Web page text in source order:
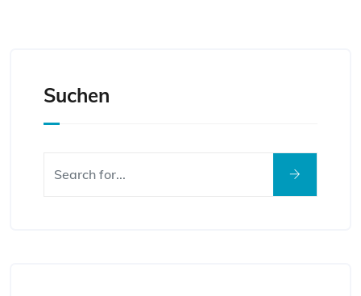
Suchen